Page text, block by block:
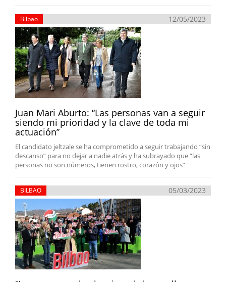
Bilbao 12/05/2023
Juan Mari Aburto: “Las personas van a seguir
siendo mi prioridad y la clave de toda mi
actuación”
El candidato jeltzale se ha comprometido a seguir trabajando “sin
descanso” para no dejar a nadie atrás y ha subrayado que “las
personas no son números, tienen rostro, corazón y ojos”
BILBAO 05/03/2023